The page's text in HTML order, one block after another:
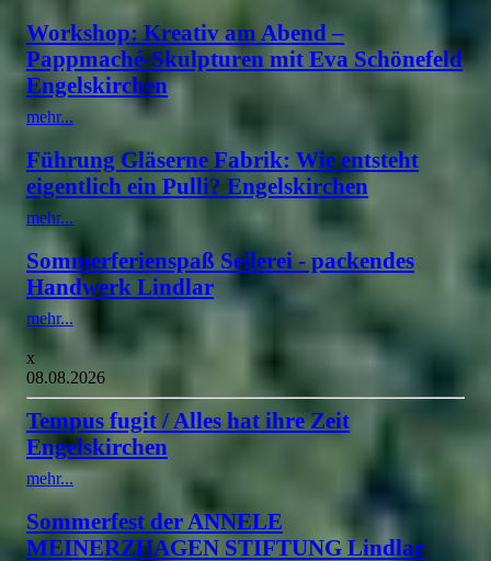
Workshop: Kreativ am Abend –
Pappmaché-Skulpturen mit Eva Schönefeld
Engelskirchen
mehr...
Führung Gläserne Fabrik: Wie entsteht
eigentlich ein Pulli? Engelskirchen
mehr...
Sommerferienspaß Seilerei - packendes
Handwerk Lindlar
mehr...
x
08.08.2026
Tempus fugit / Alles hat ihre Zeit
Engelskirchen
mehr...
Sommerfest der ANNELE
MEINERZHAGEN STIFTUNG Lindlar